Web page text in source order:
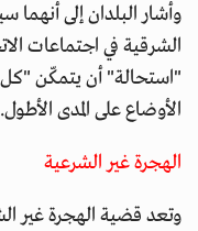
وأشار البلدان إلى
الشرقية في اجتماعات
"استحالة" أن يتمكّن
الأوضاع على المدى الأطول.
الهجرة غير الشرعية
وتعد قضية الهجرة غير